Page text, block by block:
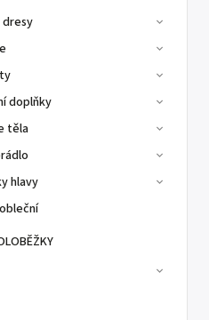
dresy
doplňky
těla
hlavy